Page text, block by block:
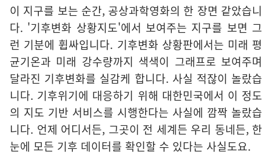
이 지구를 보는 순간, 공상과학영화의 한 장면 같았습니
다. '기후변화 상황지도'에서 보여주는 지구를 보면 그
런 기분에 휩싸입니다. 기후변화 상황판에서는 미래 평
균기온과 미래 강수량까지 색색이 그래프로 보여주며
달라진 기후변화를 실감케 합니다. 사실 적잖이 놀랐습
니다. 기후위기에 대응하기 위해 대한민국에서 이 정도
의 지도 기반 서비스를 시행한다는 사실에 깜짝 놀랐습
니다. 언제 어디서든, 그곳이 전 세계든 우리 동네든, 한
눈에 모든 기후 데이터를 확인할 수 있다는 사실도요.